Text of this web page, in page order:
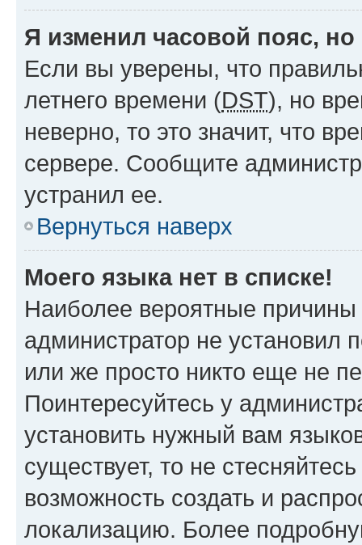
Я изменил часовой пояс,
Если вы уверены, что
летнего времени (DST), но
неверно, то это значит, что
сервере. Сообщите
устранил ее.
Вернуться наверх
Моего языка нет в списке!
Наиболее вероятные причины
администратор не установил
или же просто никто еще не
Поинтересуйтесь у
установить нужный вам
существует, то не
возможность создать и
локализацию. Более